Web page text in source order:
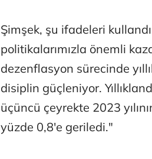
Şimşek, şu ifadeleri
politikalarımızla önemli
dezenflasyon sürecinde
disiplin güçleniyor.
üçüncü çeyrekte 2023
yüzde 0,8'e geriledi."